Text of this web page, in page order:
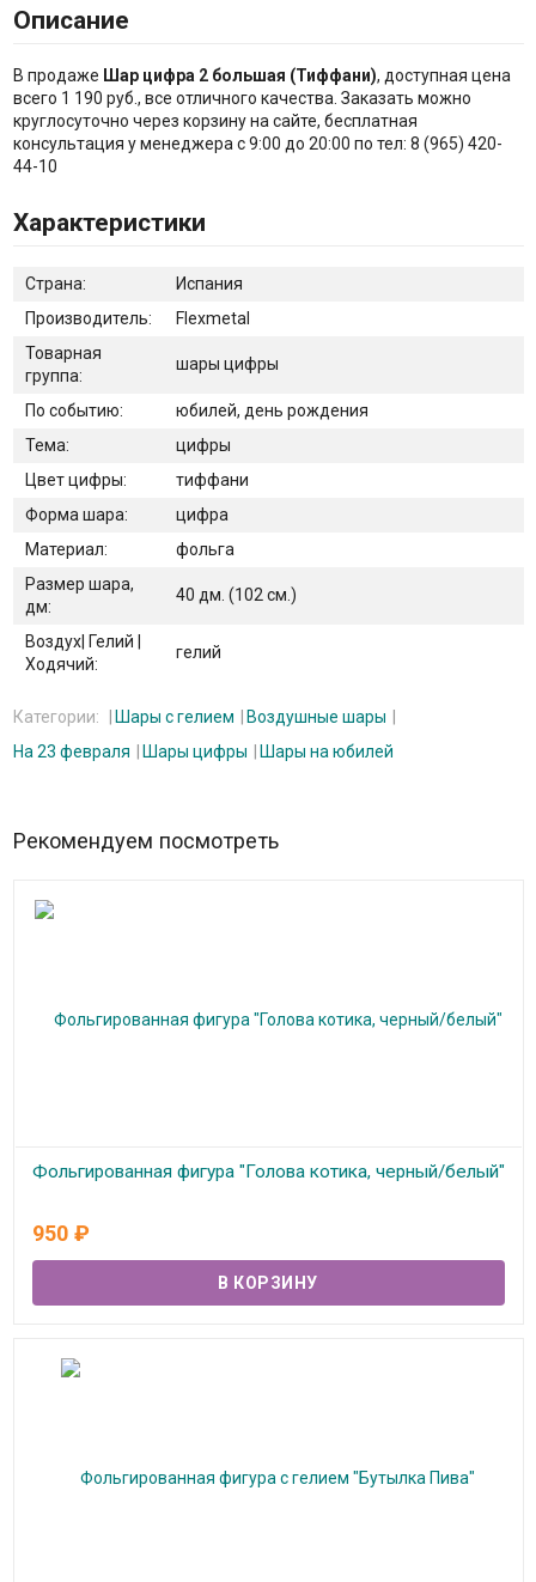
Описание
В продаже Шар цифра 2 большая (Тиффани), доступная цена
всего 1 190 руб., все отличного качества. Заказать можно
круглосуточно через корзину на сайте, бесплатная
консультация у менеджера с 9:00 до 20:00 по тел: 8 (965) 420-
44-10
Характеристики
Страна:
Испания
Производитель:
Flexmetal
Товарная
группа:
шары цифры
По событию:
юбилей, день рождения
Тема:
цифры
Цвет цифры:
тиффани
Форма шара:
цифра
Материал:
фольга
Размер шара,
дм:
40 дм. (102 см.)
Воздух| Гелий |
Ходячий:
гелий
Категории: Шары с гелием
Воздушные шары
На 23 февраля
Шары цифры Шары на юбилей
Рекомендуем посмотреть
Фольгированная фигура "Голова котика, черный/белый"
950 ₽